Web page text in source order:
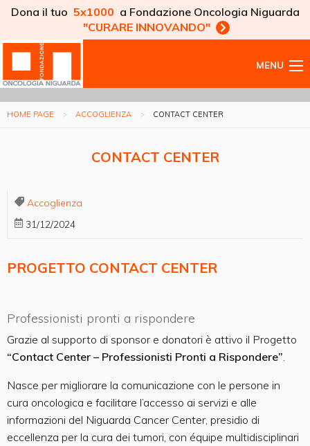
Dona il tuo 5x1000 a Fondazione Oncologia Niguarda
"CURARE INNOVANDO"
MENU
HOME PAGE ACCOGLIENZA CONTACT CENTER
CONTACT CENTER
Accoglienza
31/12/2024
PROGETTO CONTACT CENTER
Professionisti pronti a rispondere
Grazie al supporto di sponsor e donatori è attivo il Progetto
“Contact Center – Professionisti Pronti a Rispondere”
Nasce per migliorare la comunicazione con le persone in
cura oncologica e facilitare l’accesso ai servizi e alle
informazioni del Niguarda Cancer Center, presidio di
eccellenza per la cura dei tumori, con équipe multidisciplinari